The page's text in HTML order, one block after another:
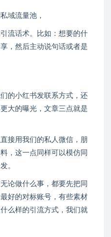
域流量池，
流话术。比如：想要的什
，然后主动说句话或者是
的小红书发联系方式，还
大的曝光，文章三点就是
接用我们的私人微信，朋
，这一点同样可以模仿同
。
论做什么事，都要先把同
好的对标账号，有些素材
么样的引流方式，我们就